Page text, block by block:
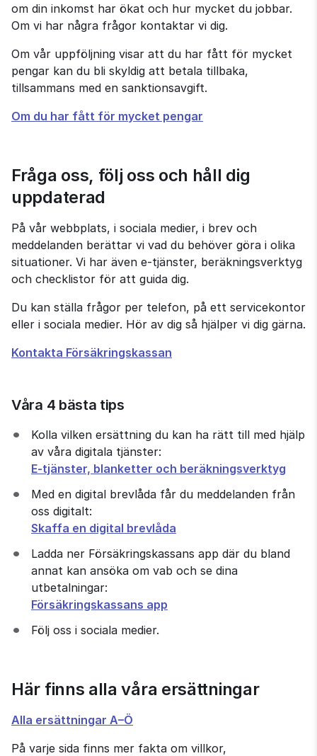
om din inkomst har ökat och hur mycket du jobbar.
Om vi har några frågor kontaktar vi dig.
Om vår uppföljning visar att du har fått för mycket
pengar kan du bli skyldig att betala tillbaka,
tillsammans med en sanktionsavgift.
Om du har fått för mycket pengar
Fråga oss, följ oss och håll dig
uppdaterad
På vår webbplats, i sociala medier, i brev och
meddelanden berättar vi vad du behöver göra i olika
situationer. Vi har även e‑tjänster, beräkningsverktyg
och checklistor för att guida dig.
Du kan ställa frågor per telefon, på ett servicekontor
eller i sociala medier. Hör av dig så hjälper vi dig gärna.
Kontakta Försäkringskassan
Våra 4 bästa tips
Kolla vilken ersättning du kan ha rätt till med hjälp
av våra digitala tjänster:
E-tjänster, blanketter och beräkningsverktyg
Med en digital brevlåda får du meddelanden från
oss digitalt:
Skaffa en digital brevlåda
Ladda ner Försäkringskassans app där du bland
annat kan ansöka om vab och se dina
utbetalningar:
Försäkringskassans app
Följ oss i sociala medier.
Här finns alla våra ersättningar
Alla ersättningar A–Ö
På varje sida finns mer fakta om villkor,